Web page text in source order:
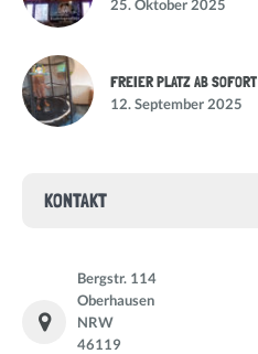
25. Oktober 2025
FREIER PLATZ AB SOFORT
12. September 2025
KONTAKT
Bergstr. 114
Oberhausen
NRW
46119